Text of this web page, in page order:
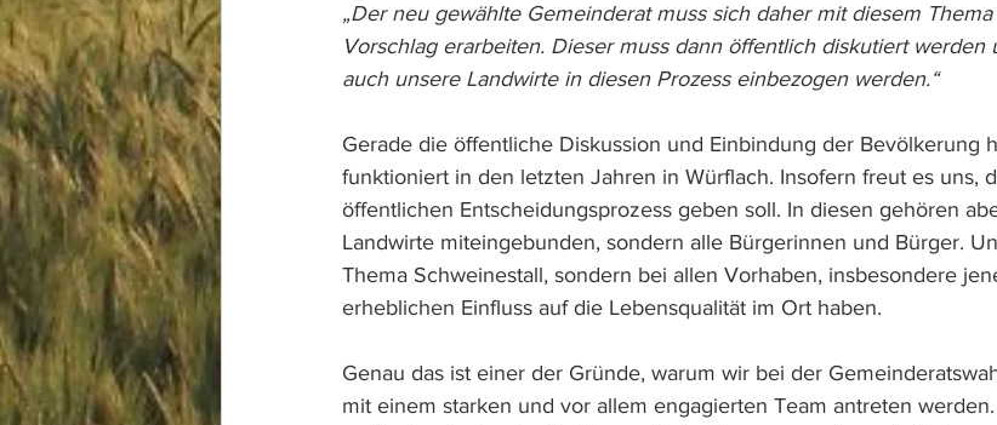
„Der neu gewählte Gemeinderat muss sich daher mit diesem
Vorschlag erarbeiten. Dieser muss dann öffentlich diskutiert werden
auch unsere Landwirte in diesen Prozess einbezogen werden.“
Gerade die öffentliche Diskussion und Einbindung der Bevölkerung
funktioniert in den letzten Jahren in Würflach. Insofern freut es uns,
öffentlichen Entscheidungsprozess geben soll. In diesen gehören
Landwirte miteingebunden, sondern alle Bürgerinnen und Bürger.
Thema Schweinestall, sondern bei allen Vorhaben, insbesondere
erheblichen Einfluss auf die Lebensqualität im Ort haben.
Genau das ist einer der Gründe, warum wir bei der
mit einem starken und vor allem engagierten Team antreten